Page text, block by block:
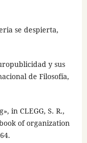
se despierta,
y sus
de Filosofía,
in CLEGG, S. R.,
of organization